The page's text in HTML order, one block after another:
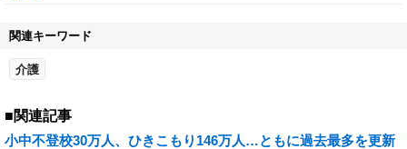
関連キーワード
介護
■関連記事
小中不登校30万人、ひきこもり146万人…ともに過去最多を更新